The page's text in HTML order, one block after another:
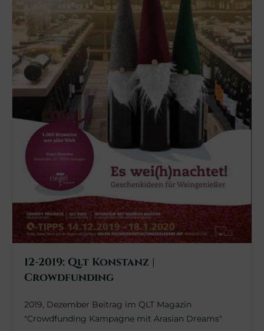
12-2019: Qlt Konstanz |
Crowdfunding
2019, Dezember Beitrag im QLT Magazin
"Crowdfunding Kampagne mit Arasian Dreams"